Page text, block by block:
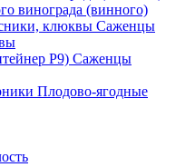
винограда (винного)
Саженцы
Саженцы
Плодово-ягодные